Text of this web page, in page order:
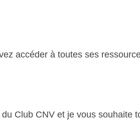
accéder à toutes ses
Club CNV et je vous souhaite